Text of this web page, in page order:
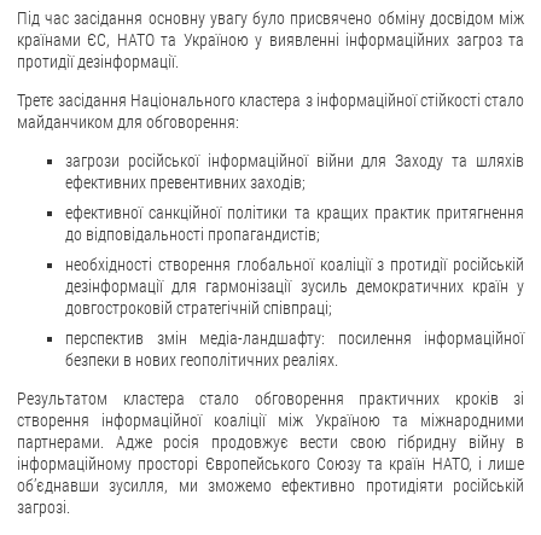
Електронне звернення
ДОСТУП ДО ПУБЛІЧНОЇ ІНФОРМАЦІЇ
Організація доступу до публічної інформації
Запит на отримання публічної інформації
Облік публічної інформації
Питання запобігання корупції
Публічні закупівлі
Внутрішній аудит
ДЕРЖАВНИЙ РЕЄСТР САНКЦІЙ
Під час засідання основну увагу було присвячено обміну досвідом між
країнами ЄС, НАТО та Україною у виявленні інформаційних загроз та
протидії дезінформації.
Третє засідання Національного кластера з інформаційної стійкості стало
майданчиком для обговорення:
загрози російської інформаційної війни для Заходу та шляхів
ефективних превентивних заходів;
ефективної санкційної політики та кращих практик притягнення
до відповідальності пропагандистів;
необхідності створення глобальної коаліції з протидії російській
дезінформації для гармонізації зусиль демократичних країн у
довгостроковій стратегічній співпраці;
перспектив змін медіа-ландшафту: посилення інформаційної
безпеки в нових геополітичних реаліях.
Результатом кластера стало обговорення практичних кроків зі
створення інформаційної коаліції між Україною та міжнародними
партнерами. Адже росія продовжує вести свою гібридну війну в
інформаційному просторі Європейського Союзу та країн НАТО, і лише
об’єднавши зусилля, ми зможемо ефективно протидіяти російській
загрозі.